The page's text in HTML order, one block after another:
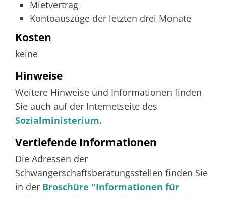
Mietvertrag
Kontoauszüge der letzten drei Monate
Kosten
keine
Hinweise
Weitere Hinweise und Informationen finden
Sie auch auf der Internetseite des
Sozialministerium.
Vertiefende Informationen
Die Adressen der
Schwangerschaftsberatungsstellen finden Sie
in der Broschüre "Informationen für